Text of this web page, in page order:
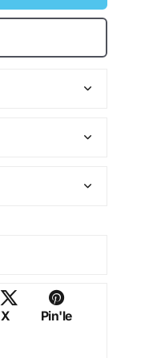
X Pin'le